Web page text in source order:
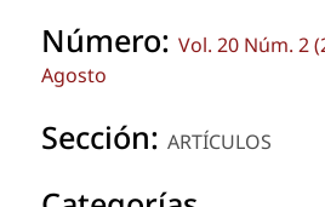
Número: Vol. 20 Núm. 2
Agosto
Sección: ARTÍCULOS